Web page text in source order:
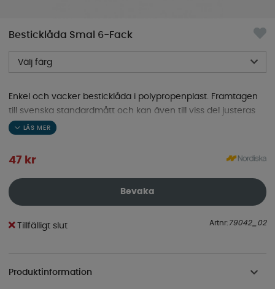
Besticklåda Smal 6-Fack
Välj färg
Enkel och vacker besticklåda i polypropenplast. Framtagen
till svenska standardmått och kan även till viss del justeras
med storleken.
47 kr
Bevaka
Tillfälligt slut Artnr: 79042_02
Produktinformation